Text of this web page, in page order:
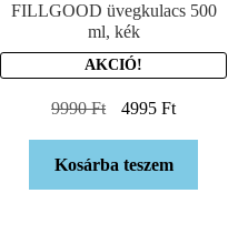
FILLGOOD üvegkulacs 500
ml, kék
AKCIÓ!
9990Ft 4995 Ft
Kosárba teszem